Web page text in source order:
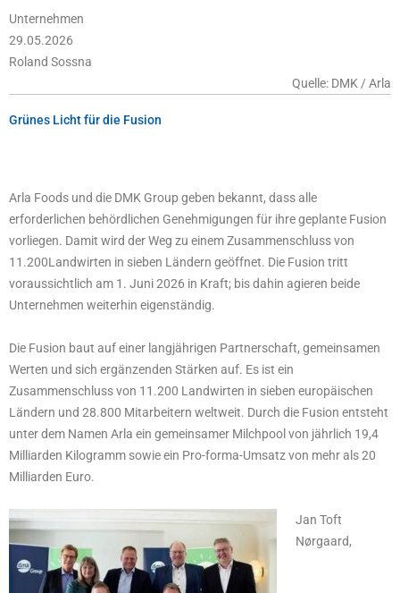
Unternehmen
29.05.2026
Roland Sossna
Quelle: DMK / Arla
Grünes Licht für die Fusion
Arla Foods und die DMK Group geben bekannt, dass alle
erforderlichen behördlichen Genehmigungen für ihre geplante Fusion
vorliegen. Damit wird der Weg zu einem Zusammenschluss von
11.200Landwirten in sieben Ländern geöffnet. Die Fusion tritt
voraussichtlich am 1. Juni 2026 in Kraft; bis dahin agieren beide
Unternehmen weiterhin eigenständig.
Die Fusion baut auf einer langjährigen Partnerschaft, gemeinsamen
Werten und sich ergänzenden Stärken auf. Es ist ein
Zusammenschluss von 11.200 Landwirten in sieben europäischen
Ländern und 28.800 Mitarbeitern weltweit. Durch die Fusion entsteht
unter dem Namen Arla ein gemeinsamer Milchpool von jährlich 19,4
Milliarden Kilogramm sowie ein Pro-forma-Umsatz von mehr als 20
Milliarden Euro.
Jan Toft
Nørgaard,